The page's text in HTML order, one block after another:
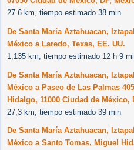
27.6 km, tiempo estimado 38 min
De Santa María Aztahuacan,
México a Laredo, Texas, EE. UU.
1,135 km, tiempo estimado 12 h 9
De Santa María Aztahuacan,
México a Paseo de Las Palmas
Hidalgo, 11000 Ciudad de México,
27,3 km, tiempo estimado 39 min
De Santa María Aztahuacan,
México a Santo Tomas, Miguel